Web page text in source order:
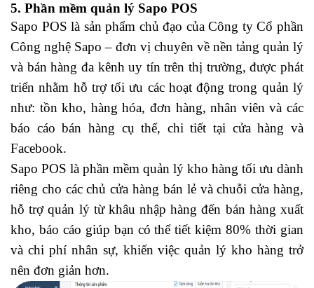
5. Phần mềm quản lý Sapo POS
Sapo POS là sản phẩm chủ đạo của Công ty Cổ phần
Công nghệ Sapo – đơn vị chuyên về nền tảng quản lý
và bán hàng đa kênh uy tín trên thị trường, được phát
triển nhằm hỗ trợ tối ưu các hoạt động trong quản lý
như: tồn kho, hàng hóa, đơn hàng, nhân viên và các
báo cáo bán hàng cụ thể, chi tiết tại cửa hàng và
Facebook.
Sapo POS là phần mềm quản lý kho hàng tối ưu dành
riêng cho các chủ cửa hàng bán lẻ và chuỗi cửa hàng,
hỗ trợ quản lý từ khâu nhập hàng đến bán hàng xuất
kho, báo cáo giúp bạn có thể tiết kiệm 80% thời gian
và chi phí nhân sự, khiến việc quản lý kho hàng trở
nên đơn giản hơn.